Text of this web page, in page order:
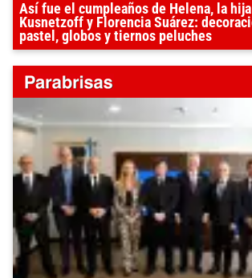
Así fue el cumpleaños de Helena, la
Kusnetzoff y Florencia Suárez:
pastel, globos y tiernos peluches